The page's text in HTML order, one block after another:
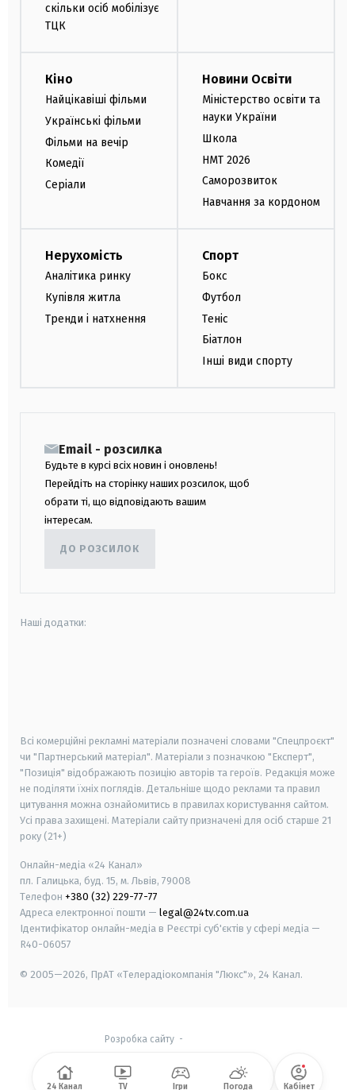
скільки осіб мобілізує
ТЦК
Кіно
Найцікавіші фільми
Українські фільми
Фільми на вечір
Комедії
Серіали
Новини Освіти
Міністерство освіти та
науки України
Школа
НМТ 2026
Саморозвиток
Навчання за кордоном
Нерухомість
Аналітика ринку
Купівля житла
Тренди і натхнення
Спорт
Бокс
Футбол
Теніс
Біатлон
Інші види спорту
Email - розсилка
Будьте в курсі всіх новин і оновлень!
Перейдіть на сторінку наших розсилок, щоб
обрати ті, що відповідають вашим
інтересам.
ДО РОЗСИЛОК
Наші додатки:
Всі комерційні рекламні матеріали позначені словами "Спецпроєкт"
чи "Партнерський матеріал". Матеріали з позначкою "Експерт",
"Позиція" відображають позицію авторів та героїв. Редакція може
не поділяти їхніх поглядів. Детальніше щодо реклами та правил
цитування можна ознайомитись в правилах користування сайтом.
Усі права захищені. Матеріали сайту призначені для осіб старше 21
року (21+)
Онлайн-медіа «24 Канал»
пл. Галицька, буд. 15, м. Львів, 79008
Телефон +380 (32) 229-77-77
Адреса електронної пошти — legal@24tv.com.ua
Ідентифікатор онлайн-медіа в Реєстрі суб'єктів у сфері медіа —
R40-06057
© 2005—2026, ПрАТ «Телерадіокомпанія "Люкс"», 24 Канал.
Розробка сайту-
24 Канал TV Ігри Погода Кабінет